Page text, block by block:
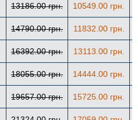
13186.00 грн. 10549.00 грн.
14790.00 грн. 11832.00 грн.
16392.00 грн. 13113.00 грн.
18055.00 грн. 14444.00 грн.
19657.00 грн. 15725.00 грн.